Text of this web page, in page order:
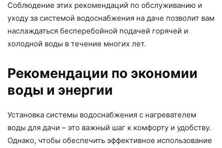
Соблюдение этих рекомендаций по обслуживанию и
уходу за системой водоснабжения на даче позволит вам
наслаждаться бесперебойной подачей горячей и
холодной воды в течение многих лет.
Рекомендации по экономии
воды и энергии
Установка системы водоснабжения с нагревателем
воды для дачи – это важный шаг к комфорту и удобству.
Однако, чтобы обеспечить эффективное использование